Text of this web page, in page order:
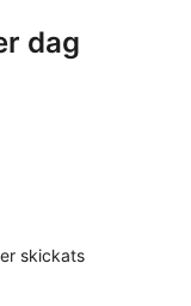
dag
skickats